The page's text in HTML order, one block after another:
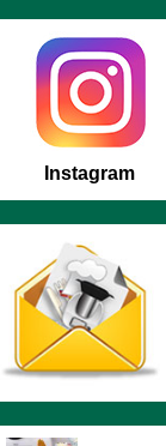
Instagram